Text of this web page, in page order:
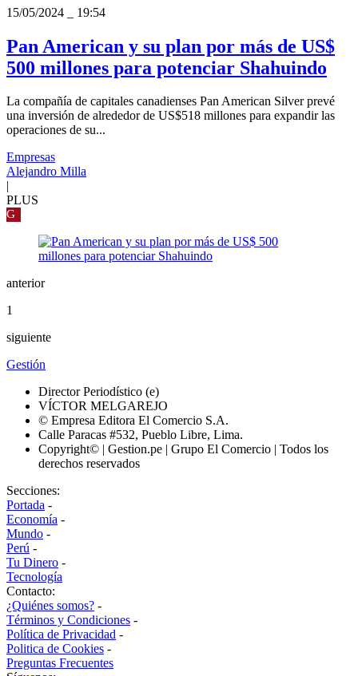
15/05/2024
19:54
Pan American y su plan por más de US$
500 millones para potenciar Shahuindo
La compañía de capitales canadienses Pan American Silver prevé
una inversión de alrededor de US$518 millones para expandir las
operaciones de su...
Empresas
Alejandro Milla
PLUS
G
anterior
1
siguiente
Gestión
Director Periodístico (e)
VÍCTOR MELGAREJO
© Empresa Editora El Comercio S.A.
Calle Paracas #532, Pueblo Libre, Lima.
Copyright© | Gestion.pe | Grupo El Comercio | Todos los
derechos reservados
Secciones:
Portada -
Economía -
Mundo -
Perú -
Tu Dinero -
Tecnología
Contacto:
¿Quiénes somos? -
Términos y Condiciones -
Política de Privacidad -
Politica de Cookies -
Preguntas Frecuentes